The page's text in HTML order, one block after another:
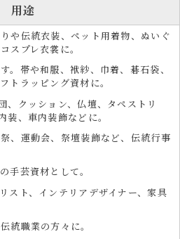
用途
や伝統衣装、ペット用着物、ぬいぐ
スプレ衣裳に。
帯や和服、袱紗、巾着、碁石袋、
トラッピング資材に。
クッション、仏壇、タペストリ
装、車内装飾などに。
、運動会、祭壇装飾など、伝統行事
手芸資材として。
スト、インテリアデザイナー、家具
統職業の方々に。